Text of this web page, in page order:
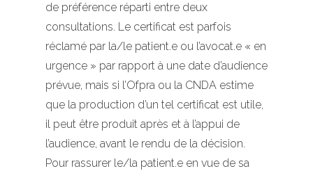
de préférence réparti entre deux
consultations. Le certificat est parfois
réclamé par la/le patient.e ou l’avocat.e « en
urgence » par rapport à une date d’audience
prévue, mais si l’Ofpra ou la CNDA estime
que la production d’un tel certificat est utile,
il peut être produit après et à l’appui de
l’audience, avant le rendu de la décision.
Pour rassurer le/la patient.e en vue de sa